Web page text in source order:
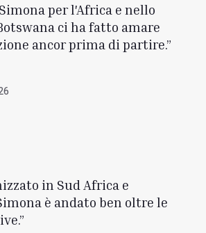
per l'Africa e nello
ci ha fatto amare
ancor prima di partire.
in Sud Africa e
è andato ben oltre le